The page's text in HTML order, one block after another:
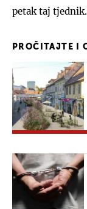
petak taj tjednik.
PROČITAJTE I